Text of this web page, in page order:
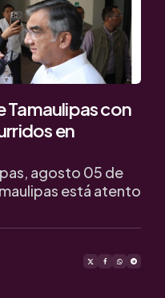
con
en
agosto 05 de
está atento